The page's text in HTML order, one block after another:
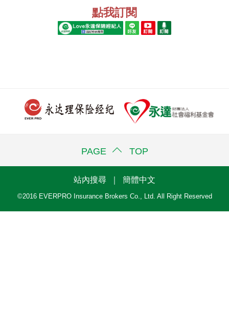
點我訂閱
PAGE TOP
站內搜尋 簡體中文
©2016 EVERPRO Insurance Brokers Co., Ltd. All Right Reserved